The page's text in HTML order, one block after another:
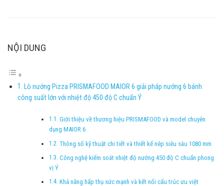
NỘI DUNG
Lò nướng Pizza PRISMAFOOD MAIOR 6 giải pháp nướng 6 bánh
công suất lớn với nhiệt độ 450 độ C chuẩn Ý
Giới thiệu về thương hiệu PRISMAFOOD và model chuyên
dụng MAIOR 6
Thông số kỹ thuật chi tiết và thiết kế nép siêu sâu 1080 mm
Công nghệ kiểm soát nhiệt độ nướng 450 độ C chuẩn phong
vị Ý
Khả năng hấp thụ sức mạnh và kết nối cấu trúc ưu việt